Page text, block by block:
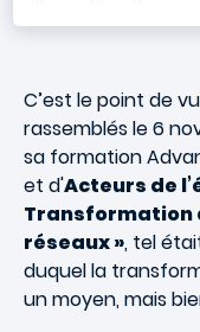
C’est le point de
rassemblés le 6
sa formation
et d'Acteurs de
Transformation
réseaux », tel
duquel la
un moyen, mais